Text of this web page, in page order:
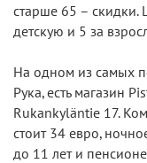
старше 65 – скидки.
детскую и 5 за
На одном из самых
Рука, есть магазин
Rukankyläntie 17.
стоит 34 евро,
до 11 лет и